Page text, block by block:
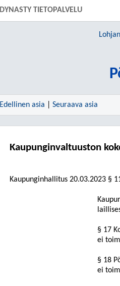
DYNASTY TIETOPALVELU
Edellinen asia Seuraava asia
Kaupunginvaltuuston
Kaupunginhallitus 20.03.2023 §
§ 17
ei
§ 18
ei